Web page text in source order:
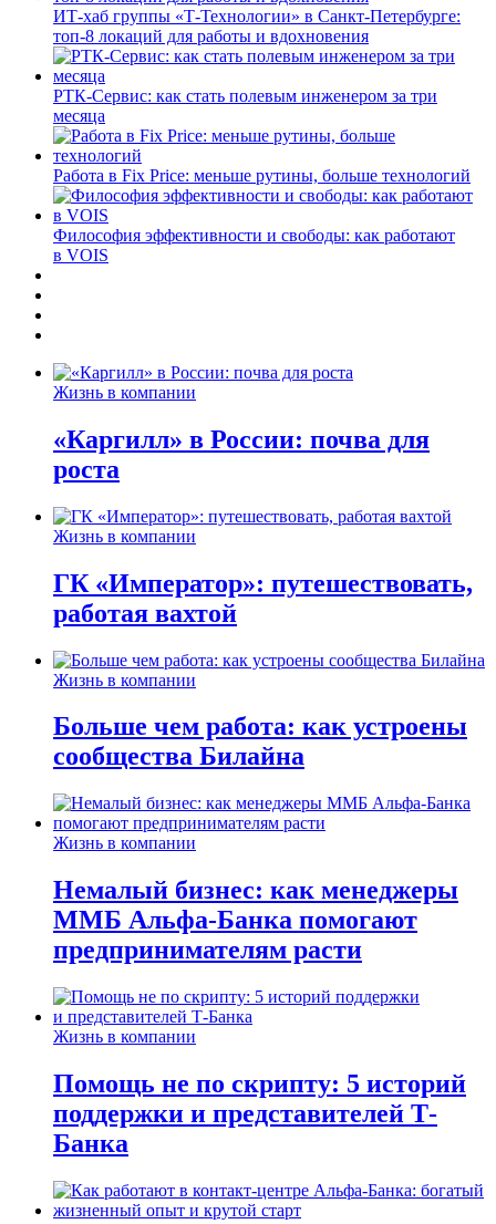
ИТ-хаб группы «Т-Технологии» в Санкт-Петербурге:
топ-8 локаций для работы и вдохновения
РТК-Сервис: как стать полевым инженером за три
месяца
Работа в Fix Price: меньше рутины, больше технологий
Философия эффективности и свободы: как работают
в VOIS
Жизнь в компании
«Каргилл» в России: почва для
роста
Жизнь в компании
ГК «Император»: путешествовать,
работая вахтой
Жизнь в компании
Больше чем работа: как устроены
сообщества Билайна
Жизнь в компании
Немалый бизнес: как менеджеры
ММБ Альфа-Банка помогают
предпринимателям расти
Жизнь в компании
Помощь не по скрипту: 5 историй
поддержки и представителей Т-
Банка